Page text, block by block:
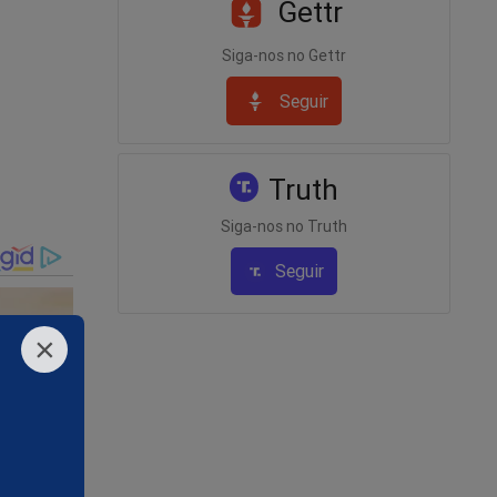
×
Gettr
Siga-nos no Gettr
Seguir
Truth
Siga-nos no Truth
Seguir